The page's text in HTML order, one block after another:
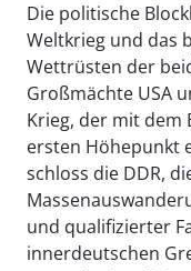
Die politische
Weltkrieg und das
Wettrüsten der
Großmächte USA
Krieg, der mit dem
ersten Höhepunkt
schloss die DDR,
und qualifizierter
innerdeutschen